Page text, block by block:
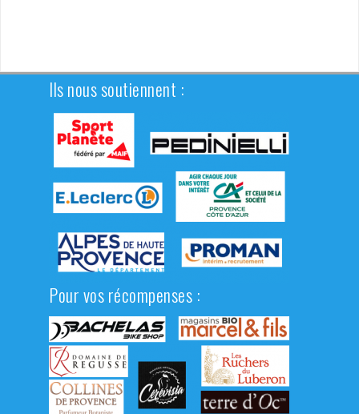
Ils nous soutiennent :
Pour vos récompenses :